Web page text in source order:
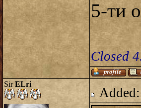
5-ти
Closed
SirELri